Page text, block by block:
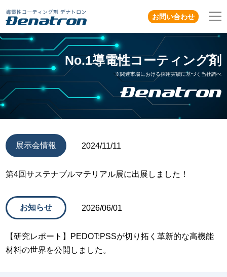
お問い合わせ
No.1導電性コーティング剤
※関連市場における採用実績に基づく当社調べ
展示会情報 2024/11/11
第4回サステナブルマテリアル展に出展しました！
お知らせ 2026/06/01
【研究レポート】PEDOT:PSSが切り拓く革新的な高機能
材料の世界を公開しました。